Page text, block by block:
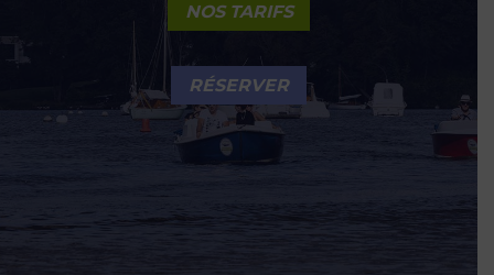
NOS TARIFS
RÉSERVER